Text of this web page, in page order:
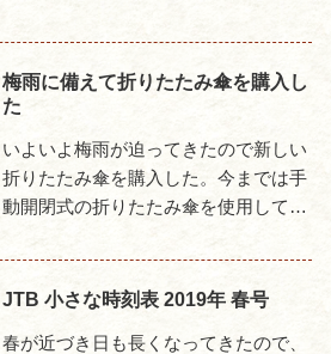
ろ私に影響するような変更はなさそう
であった。ただ少し気にな...
梅雨に備えて折りたたみ傘を購入し
た
いよいよ梅雨が迫ってきたので新しい
折りたたみ傘を購入した。今までは手
動開閉式の折りたたみ傘を使用してい
時は収納が面倒だった。そこで今回は
自動開閉式の折りたたみ傘にして...
JTB 小さな時刻表 2019年 春号
春が近づき日も長くなってきたので、